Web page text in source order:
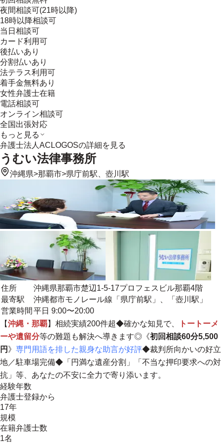
夜間相談可(21時以降)
18時以降相談可
当日相談可
カード利用可
後払いあり
分割払いあり
法テラス利用可
着手金無料あり
女性弁護士在籍
電話相談可
オンライン相談可
全国出張対応
もっと見る
弁護士法人ACLOGOSの詳細を見る
うむい法律事務所
沖縄県>那覇市>県庁前駅、壺川駅
住所
沖縄県那覇市楚辺1-5-17プロフェスビル那覇4階
最寄駅
沖縄都市モノレール線「県庁前駅」、「壺川駅」
営業時間 平日 9:00〜20:00
【沖縄・那覇】相続実績200件超◆確かな知見で、
トートーメ
ーや遺留分等の難題も解決へ導きます◎《初回相談60分5,500
円 》 専門用語を排した親身な助言が好評◆裁判所向かいの好立
地／駐車場完備◆ 「円満な遺産分割」「不当な押印要求への対
抗」等、あなたの不安に全力で寄り添います。
経験年数
弁護士登録から
17年
規模
在籍弁護士数
1名